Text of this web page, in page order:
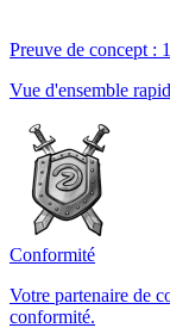
Preuve de concept :
Vue d'ensemble
Conformité
Votre partenaire de
conformité.